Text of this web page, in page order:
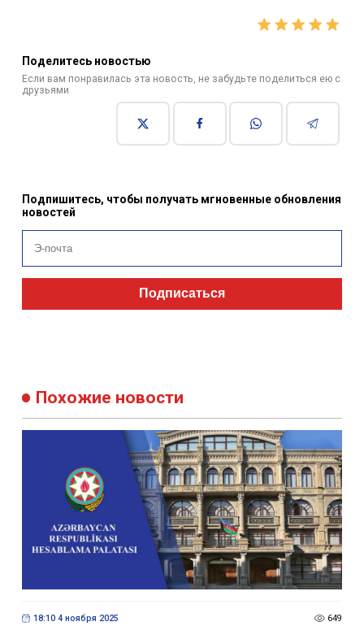
Поделитесь новостью
Если вам понравилась эта новость, не забудьте поделиться ею с
друзьями
Подпишитесь, чтобы получать мгновенные обновления
новостей
Подписаться
Похожие новости
18:10 4 ноября 2025 649